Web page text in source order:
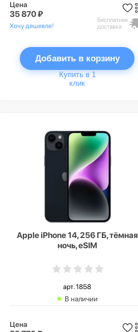
Цена
35 870 ₽
Хочу дешевле!
Бесплатная
доставка
Добавить в корзину
Купить в 1
клик
Apple iPhone 14, 256 ГБ, тёмная
ночь, eSIM
арт. 1858
В наличии
Цена